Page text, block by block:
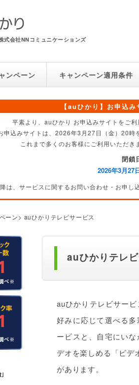
式会社NNコミュニケーションズ
ンペーン キャンペーン適用条件
【auひかり】お申込
平素より、auひかり お申込みサイトをご利
申込みサイトは、2026年3月27日（金）20時
これまで多くのお客様にご利用いただき
閉鎖
2026年3月27
は、サービスに関するお問い合わせ・お申し
ーン> auひかりテレビサービス
auひかりテレ
auひかりテレビサー
好みに応じて選べる
ービスと、自宅にい
デオを楽しめる「ビデ
があります。